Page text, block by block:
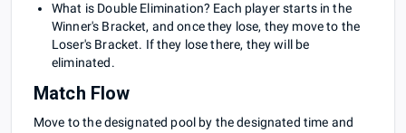
What is Double Elimination? Each player starts in the
Winner's Bracket, and once they lose, they move to the
Loser's Bracket. If they lose there, they will be
eliminated.
Match Flow
Move to the designated pool by the designated time and